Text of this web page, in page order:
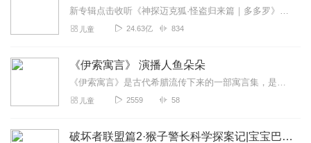
新专辑点击收听《神探迈克狐·怪盗归来篇｜多多罗》！！！>>>点击进入主播橱窗购买《神探迈克狐》系列图书吧!<<<多多罗故事【点击前往】收听多多罗其他好玩有趣的故...
儿童 24.63亿 834
《伊索寓言》 演播人鱼朵朵
《伊索寓言》是古代希腊流传下来的一部寓言集，是世界上最早的寓言故事集，也是在我国流传最广、影响最大的欧洲文学作品之一。千百年来，《伊索寓言》以其独特的智慧及艺术...
儿童 2559 58
破坏者联盟篇2·猴子警长科学探案记|宝宝巴士故事